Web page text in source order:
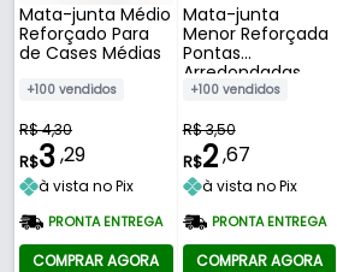
Mata-junta Médio
Reforçado Para
de Cases Médias
+100 vendidos
R$ 4,30
R$3,29
à vista no Pix
PRONTA ENTREGA
COMPRAR AGORA
Mata-junta
Menor Reforçada
Pontas
Arredondadas
Para Cases
+100 vendidos
R$ 3,50
R$2,67
à vista no Pix
PRONTA ENTREGA
COMPRAR AGORA